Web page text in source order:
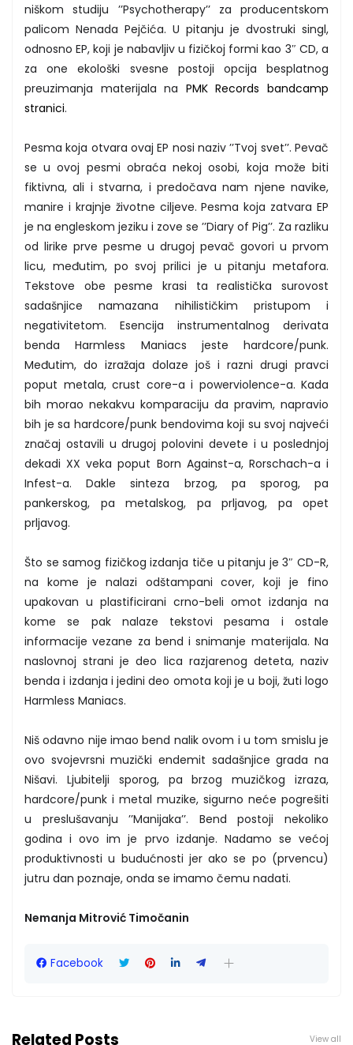
niškom studiju ’’Psychotherapy’’ za producentskom
palicom Nenada Pejčića. U pitanju je dvostruki singl,
odnosno EP, koji je nabavljiv u fizičkoj formi kao 3″ CD, a
za one ekološki svesne postoji opcija besplatnog
preuzimanja materijala na PMK Records bandcamp
stranici.
Pesma koja otvara ovaj EP nosi naziv ’’Tvoj svet’’. Pevač
se u ovoj pesmi obraća nekoj osobi, koja može biti
fiktivna, ali i stvarna, i predočava nam njene navike,
manire i krajnje životne ciljeve. Pesma koja zatvara EP
je na engleskom jeziku i zove se ’’Diary of Pig’’. Za razliku
od lirike prve pesme u drugoj pevač govori u prvom
licu, međutim, po svoj prilici je u pitanju metafora.
Tekstove obe pesme krasi ta realistička surovost
sadašnjice namazana nihilističkim pristupom i
negativitetom. Esencija instrumentalnog derivata
benda Harmless Maniacs jeste hardcore/punk.
Međutim, do izražaja dolaze još i razni drugi pravci
poput metala, crust core-a i powerviolence-a. Kada
bih morao nekakvu komparaciju da pravim, napravio
bih je sa hardcore/punk bendovima koji su svoj najveći
značaj ostavili u drugoj polovini devete i u poslednjoj
dekadi XX veka poput Born Against-a, Rorschach-a i
Infest-a. Dakle sinteza brzog, pa sporog, pa
pankerskog, pa metalskog, pa prljavog, pa opet
prljavog.
Što se samog fizičkog izdanja tiče u pitanju je 3″ CD-R,
na kome je nalazi odštampani cover, koji je fino
upakovan u plastificirani crno-beli omot izdanja na
kome se pak nalaze tekstovi pesama i ostale
informacije vezane za bend i snimanje materijala. Na
naslovnoj strani je deo lica razjarenog deteta, naziv
benda i izdanja i jedini deo omota koji je u boji, žuti logo
Harmless Maniacs.
Niš odavno nije imao bend nalik ovom i u tom smislu je
ovo svojevrsni muzički endemit sadašnjice grada na
Nišavi. Ljubitelji sporog, pa brzog muzičkog izraza,
hardcore/punk i metal muzike, sigurno neće pogrešiti
u preslušavanju ’’Manijaka’’. Bend postoji nekoliko
godina i ovo im je prvo izdanje. Nadamo se većoj
produktivnosti u budućnosti jer ako se po (prvencu)
jutru dan poznaje, onda se imamo čemu nadati.
Nemanja Mitrović Timočanin
Facebook
Related Posts View all